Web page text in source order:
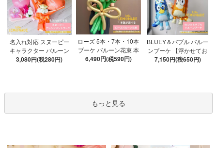
名入れ対応 スヌーピー
キャラクター バルーン
ブーケ 選べる7種 【膨ら
3,080円(税280円)
ローズ 5本・7本・10本
ブーケ バルーン花束 本
数が選べる 【膨らませ
6,490円(税590円)
BLUEY＆バブル バルー
ンブーケ 【浮かせてお
届け】 ヘリウムガス入
7,150円(税650円)
もっと見る